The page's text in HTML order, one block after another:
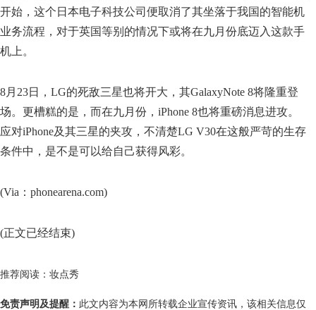
开始，这个日本电子科技公司便取消了其坐落于我国的智能机
业务流程，对于英国等别的情况下或将在九月份底迈入这款手
机上。
8月23日，LG的死敌三星也将开大，其GalaxyNote 8将隆重登
场。更槽糕的是，而在九月份，iPhone 8也将重磅消息进攻。
应对iPhone及其三星的夹攻，不清楚LG V30在这般严苛的生存
条件中，是不是可以给自己获得风彩。
(Via：phonearena.com)
(正文已经结束)
推荐阅读： 妆点秀
免责声明及提醒： 此文内容为本网所转载企业宣传资讯，该相关信息仅